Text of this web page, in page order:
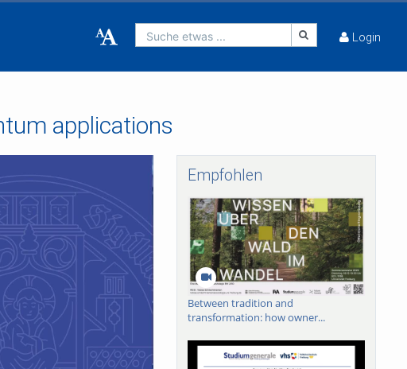
Suche etwas ... Login
applications
Empfohlen
Between tradition and
transformation: how owner...